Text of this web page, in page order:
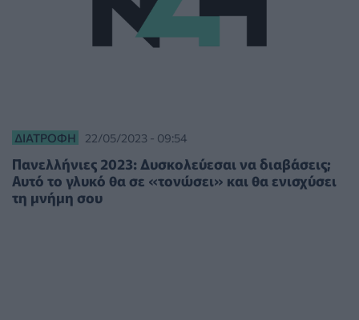
ΔΙΑΤΡΟΦΉ 22/05/2023 - 09:54
Πανελλήνιες 2023: Δυσκολεύεσαι να διαβάσεις;
Αυτό το γλυκό θα σε «τονώσει» και θα ενισχύσει
τη μνήμη σου